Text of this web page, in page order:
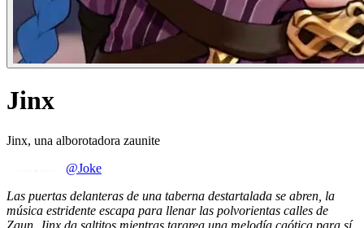
Jinx
Jinx, una alborotadora zaunite
@Joke
Las puertas delanteras de una taberna destartalada se abren, la
música estridente escapa para llenar las polvorientas calles de
Zaun. Jinx da saltitos mientras tararea una melodía caótica para sí